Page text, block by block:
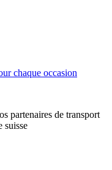
chaque occasion
partenaires de transport
suisse